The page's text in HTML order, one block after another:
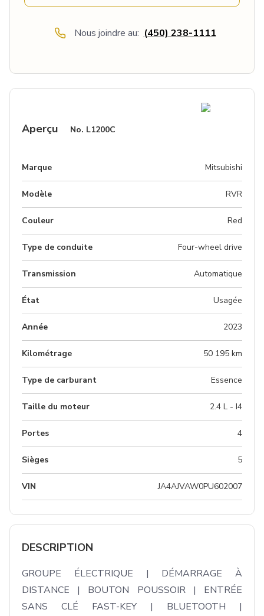
Nous joindre au: (450) 238-1111
Aperçu No. L1200C
Marque Mitsubishi
Modèle RVR
Couleur red
Type de conduite Four-wheel drive
Transmission Automatique
État Usagée
Année 2023
Kilométrage 50 195 km
Type de carburant Essence
Taille du moteur 2.4 L - I4
Portes 4
Sièges 5
VIN JA4AJVAW0PU602007
DESCRIPTION
GROUPE ÉLECTRIQUE | DÉMARRAGE À
DISTANCE | BOUTON POUSSOIR | ENTRÉE
SANS CLÉ FAST-KEY | BLUETOOTH |